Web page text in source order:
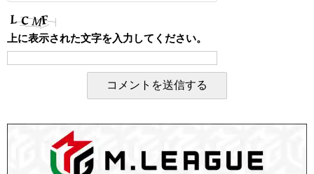
上に表示された文字を入力してください。